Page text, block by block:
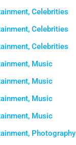
Celebrities
Celebrities
Celebrities
Music
Music
Music
Music
Photography